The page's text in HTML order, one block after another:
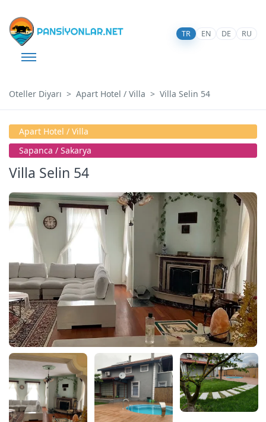
TR EN DE RU
Oteller Diyarı Apart Hotel / Villa Villa Selin 54
Apart Hotel / Villa
Sapanca / Sakarya
Villa Selin 54